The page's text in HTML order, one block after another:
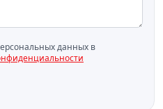
данных в